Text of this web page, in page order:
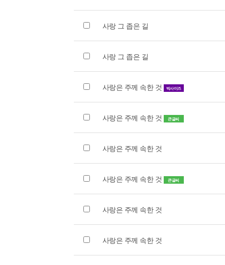
사랑 그 좁은 길
사랑 그 좁은 길
사랑은 주께 속한 것 빅사이즈
사랑은 주께 속한 것 큰글씨
사랑은 주께 속한 것
사랑은 주께 속한 것 큰글씨
사랑은 주께 속한 것
사랑은 주께 속한 것